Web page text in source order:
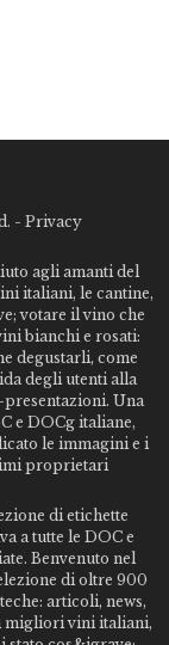
- Privacy
agli amanti del
italiani, le cantine,
votare il vino che
bianchi e rosati:
degustarli, come
degli utenti alla
Una
e DOCg italiane,
le immagini e i
proprietari
di etichette
a tutte le DOC e
Benvenuto nel
di oltre 900
articoli, news,
migliori vini italiani,